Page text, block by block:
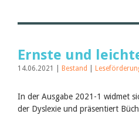
Ernste und
14.06.2021 | Bestand
In der Ausgabe 2021-1 widmet
der Dyslexie und präsentiert